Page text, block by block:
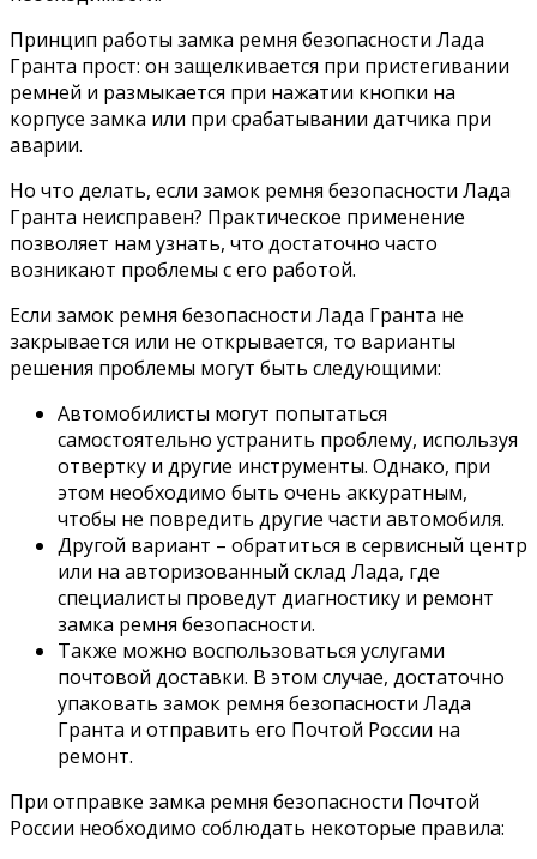
Принцип работы замка ремня безопасности Лада
Гранта прост: он защелкивается при пристегивании
ремней и размыкается при нажатии кнопки на
корпусе замка или при срабатывании датчика при
аварии.
Но что делать, если замок ремня безопасности Лада
Гранта неисправен? Практическое применение
позволяет нам узнать, что достаточно часто
возникают проблемы с его работой.
Если замок ремня безопасности Лада Гранта не
закрывается или не открывается, то варианты
решения проблемы могут быть следующими:
Автомобилисты могут попытаться
самостоятельно устранить проблему, используя
отвертку и другие инструменты. Однако, при
этом необходимо быть очень аккуратным,
чтобы не повредить другие части автомобиля.
Другой вариант – обратиться в сервисный центр
или на авторизованный склад Лада, где
специалисты проведут диагностику и ремонт
замка ремня безопасности.
Также можно воспользоваться услугами
почтовой доставки. В этом случае, достаточно
упаковать замок ремня безопасности Лада
Гранта и отправить его Почтой России на
ремонт.
При отправке замка ремня безопасности Почтой
России необходимо соблюдать некоторые правила: